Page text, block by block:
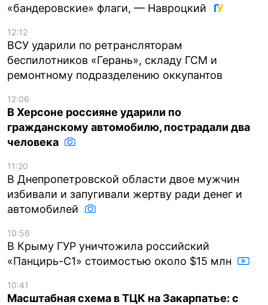
«бандеровские» флаги, — Навроцкий
12:12
ВСУ ударили по ретрансляторам
беспилотников «Герань», складу ГСМ и
ремонтному подразделению оккупантов
12:06
В Херсоне россияне ударили по
гражданскому автомобилю, пострадали два
человека
11:20
В Днепропетровской области двое мужчин
избивали и запугивали жертву ради денег и
автомобилей
10:56
В Крыму ГУР уничтожила российский
«Панцирь-С1» стоимостью около $15 млн
10:41
Масштабная схема в ТЦК на Закарпатье: с